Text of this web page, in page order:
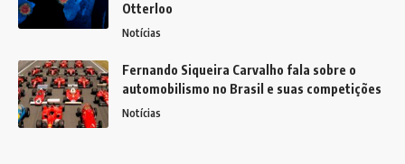
Otterloo
Notícias
Fernando Siqueira Carvalho fala sobre o
automobilismo no Brasil e suas competições
Notícias